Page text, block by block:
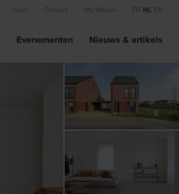
Jobs Contact My Matexi FR NL EN
Evenementen Nieuws & artikels